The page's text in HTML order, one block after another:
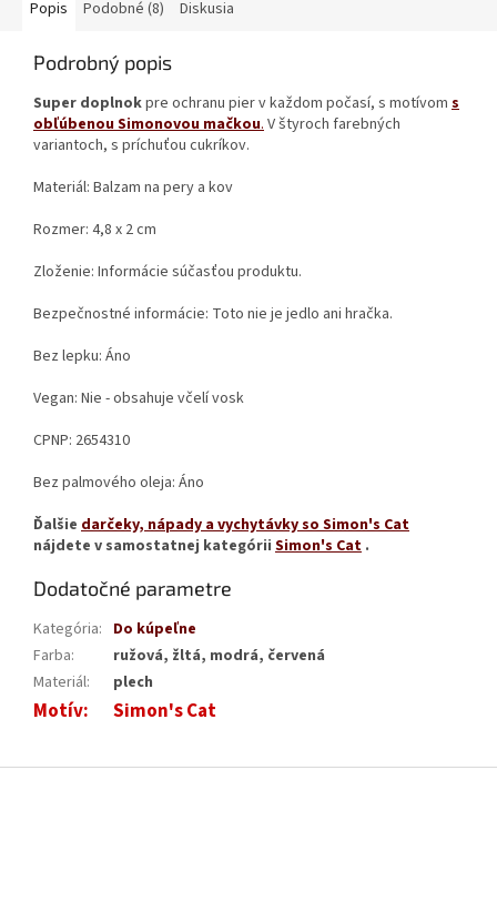
Popis Podobné (8) Diskusia
Podrobný popis
Super doplnokpre ochranu pier v každom počasí, s motívom s
obľúbenou Simonovou mačkou.V štyroch farebných
variantoch, s príchuťou cukríkov.
Materiál: Balzam na pery a kov
Rozmer: 4,8 x 2 cm
Zloženie: Informácie súčasťou produktu.
Bezpečnostné informácie: Toto nie je jedlo ani hračka.
Bez lepku: Áno
Vegan: Nie - obsahuje včelí vosk
CPNP: 2654310
Bez palmového oleja: Áno
Ďalšie darčeky, nápady a vychytávky so Simon's Cat
nájdete v samostatnej kategórii Simon's Cat .
Dodatočné parametre
Kategória: Do kúpeľne
Farba:
ružová, žltá, modrá, červená
Materiál: plech
Motív: Simon's Cat